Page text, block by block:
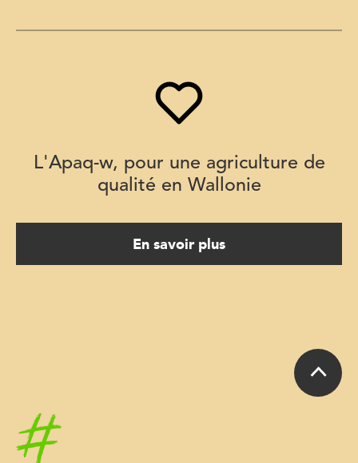
L'Apaq-w, pour une agriculture de
qualité en Wallonie
En savoir plus
Accueil